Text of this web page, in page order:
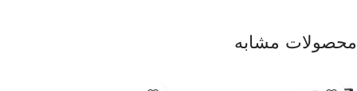
محصولات مشابه